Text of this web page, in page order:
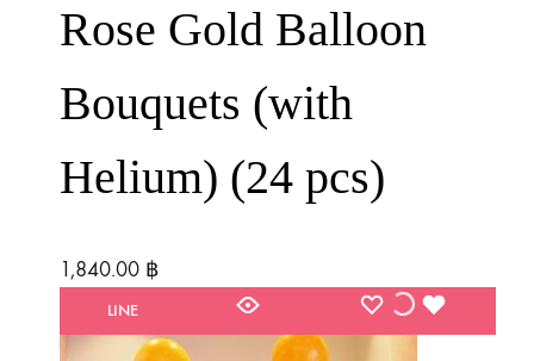
Rose Gold Balloon
Bouquets (with
Helium) (24 pcs)
1,840.00 ฿
LINE WISHLISTWISHLIST